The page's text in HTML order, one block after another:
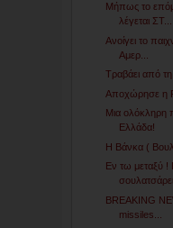
Μήπως το
λέγεται ΣΤ...
Ανοίγει το
Αμερ...
Τραβάει από
Αποχώρησε η
Μια ολόκληρη
Ελλάδα!
Η Βάνκα (
Εν τω μεταξύ !
σουλατσάρει
BREAKING
missiles...